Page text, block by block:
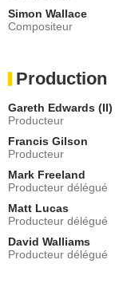
Simon Wallace
Compositeur
Production
Gareth Edwards (II)
Producteur
Francis Gilson
Producteur
Mark Freeland
Producteur délégué
Matt Lucas
Producteur délégué
David Walliams
Producteur délégué